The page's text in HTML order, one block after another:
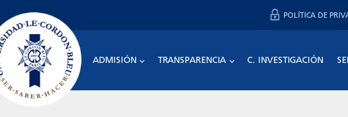
POLÍTICA DE
ADMISIÓN TRANSPARENCIA C. INVESTIGACIÓN